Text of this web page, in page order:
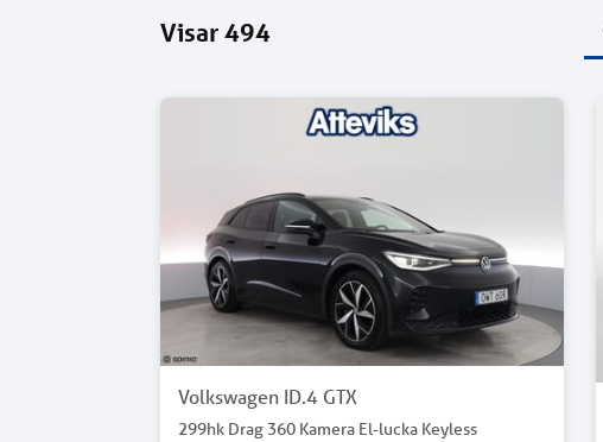
Visar494
Volkswagen ID.4 GTX
299hk Drag 360 Kamera El-lucka Keyless